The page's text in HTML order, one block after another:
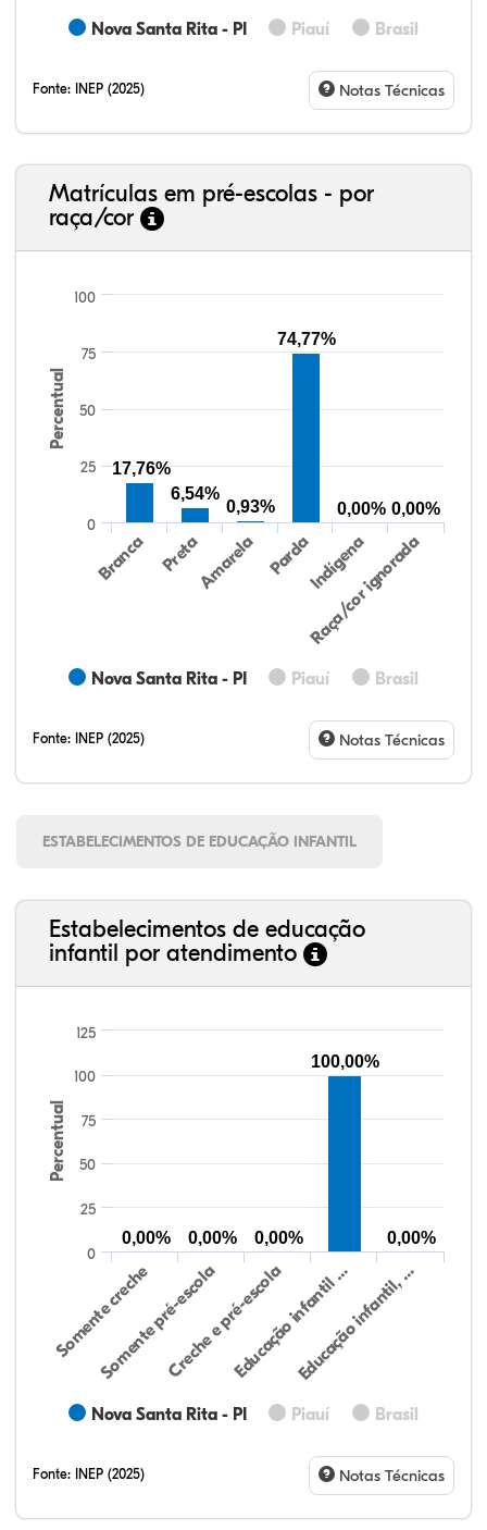
Nova Santa Rita - PI Piauí Brasil
Fonte: INEP (2025) Notas Técnicas
Matrículas em pré-escolas - por
raça/cor
Percentual
Nova Santa Rita - PI Piauí Brasil
Branca PretaAmarela PardaIndígena
Raça/cor ignorada
0
25
50
75
100
17,76%
6,54%
0,93%
74,77%
0,00% 0,00%
Fonte: INEP (2025) Notas Técnicas
ESTABELECIMENTOS DE EDUCAÇÃO INFANTIL
Estabelecimentos de educação
infantil por atendimento
Percentual
Nova Santa Rita - PI Piauí Brasil
Somente creche
Somente pré-escolaCreche e pré-escolaEducação infantil …
Educação infantil, …
0
25
50
75
100
125
0,00% 0,00% 0,00%
100,00%
0,00%
Fonte: INEP (2025) Notas Técnicas